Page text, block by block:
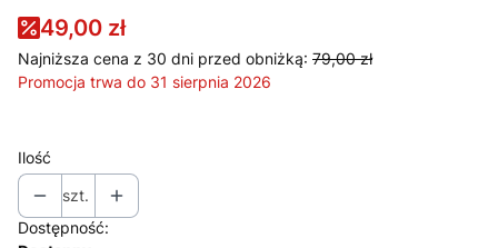
49,00 zł
Najniższa cena z 30 dni przed obniżką: 79,00 zł
Promocja trwa do 31 sierpnia 2026
Ilość
szt.
Dostępność: